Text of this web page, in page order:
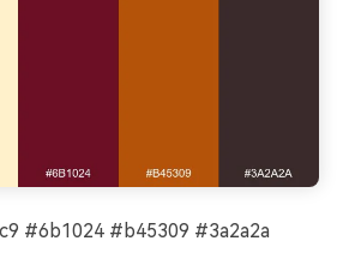
#6b1024 #b45309 #3a2a2a